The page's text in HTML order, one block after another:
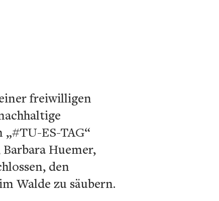
freiwilligen
ES-TAG“
Huemer,
den
Walde zu säubern.